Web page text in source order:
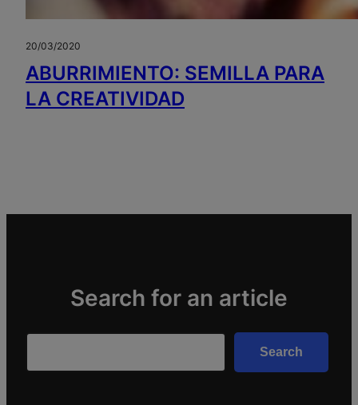
20/03/2020
ABURRIMIENTO: SEMILLA PARA
LA CREATIVIDAD
Search for an article
Search